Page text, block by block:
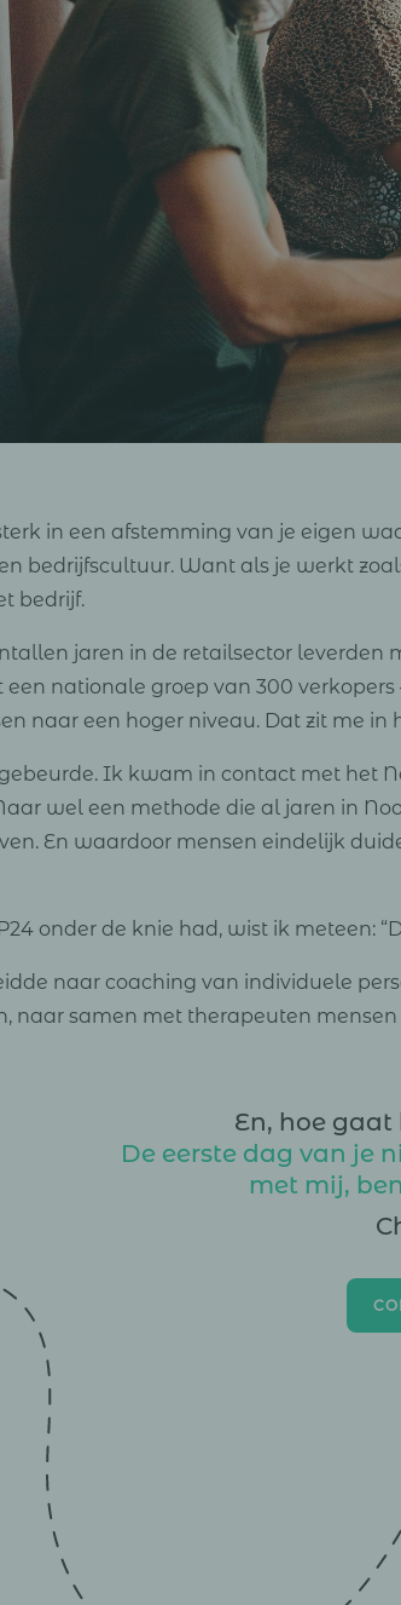
in een afstemming van je eigen
bedrijfscultuur. Want als je werkt
bedrijf.
jaren in de retailsector leverden
een nationale groep van 300
naar een hoger niveau. Dat zit me in
Ik kwam in contact met het
wel een methode die al jaren in
En waardoor mensen eindelijk
onder de knie had, wist ik meteen:
naar coaching van individuele
naar samen met therapeuten
En, hoe
De eerste dag van je
met mij,